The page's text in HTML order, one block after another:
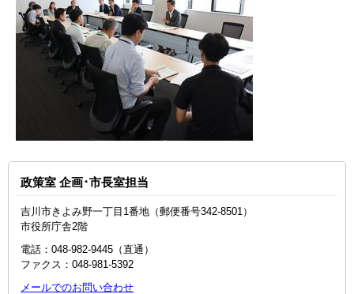
政策室 企画･市長室担当
吉川市きよみ野一丁目1番地（郵便番号342-8501）
市役所庁舎2階
電話：048‐982‐9445（直通）
ファクス：048-981-5392
メールでのお問い合わせ